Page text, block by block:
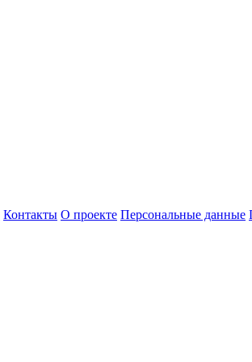
Контакты О проекте Персональные данные